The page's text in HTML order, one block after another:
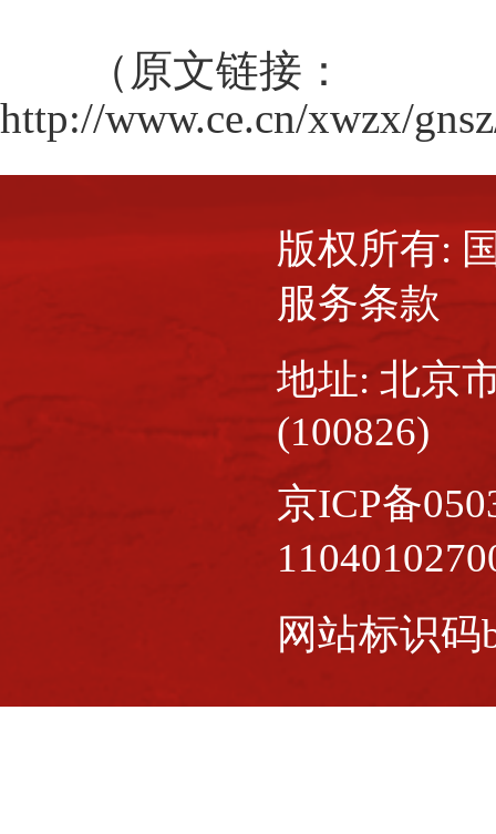
（原文链接：
http://www.ce.cn/xwzx/
版权所有
服务条款
地址: 北京
(100826)
京ICP备
网站标识码